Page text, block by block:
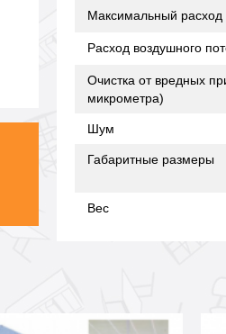
Максимальный расход
Расход воздушного
Очистка от вредных
микрометра)
Шум
Габаритные размеры
Вес